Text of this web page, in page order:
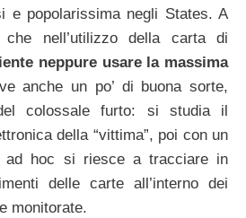
e popolarissima negli States. A
nell’utilizzo della carta di
neppure usare la massima
anche un po’ di buona sorte,
colossale furto: si studia il
della “vittima”, poi con un
ad hoc si riesce a tracciare in
delle carte all’interno dei
monitorate.